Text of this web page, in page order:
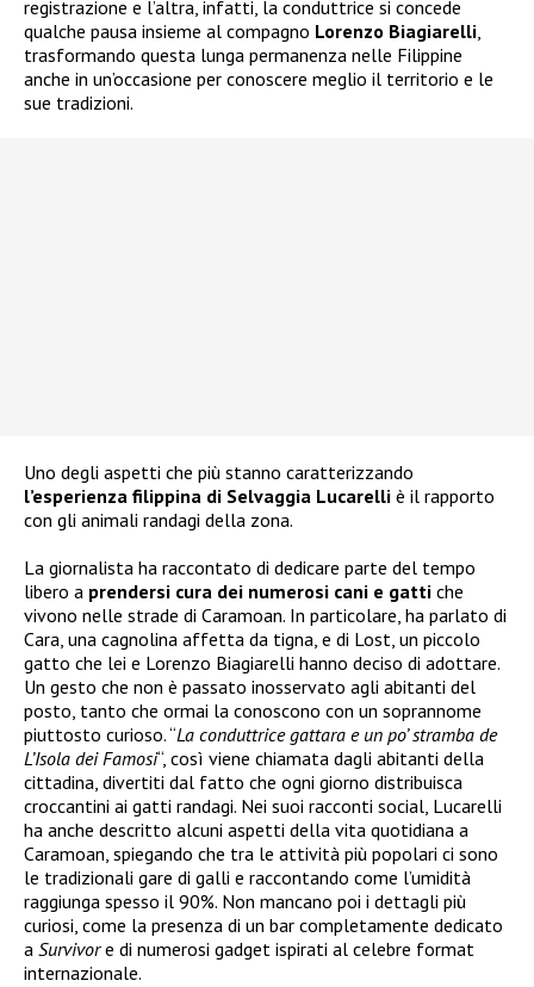
registrazione e l’altra, infatti, la conduttrice si concede
qualche pausa insieme al compagno Lorenzo Biagiarelli,
trasformando questa lunga permanenza nelle Filippine
anche in un’occasione per conoscere meglio il territorio e le
sue tradizioni.
Uno degli aspetti che più stanno caratterizzando
l’esperienza filippina di Selvaggia Lucarelli è il rapporto
con gli animali randagi della zona.
La giornalista ha raccontato di dedicare parte del tempo
libero a prendersi cura dei numerosi cani e gatti che
vivono nelle strade di Caramoan. In particolare, ha parlato di
Cara, una cagnolina affetta da tigna, e di Lost, un piccolo
gatto che lei e Lorenzo Biagiarelli hanno deciso di adottare.
Un gesto che non è passato inosservato agli abitanti del
posto, tanto che ormai la conoscono con un soprannome
piuttosto curioso. “La conduttrice gattara e un po’ stramba de
L’Isola dei Famosi“, così viene chiamata dagli abitanti della
cittadina, divertiti dal fatto che ogni giorno distribuisca
croccantini ai gatti randagi. Nei suoi racconti social, Lucarelli
ha anche descritto alcuni aspetti della vita quotidiana a
Caramoan, spiegando che tra le attività più popolari ci sono
le tradizionali gare di galli e raccontando come l’umidità
raggiunga spesso il 90%. Non mancano poi i dettagli più
curiosi, come la presenza di un bar completamente dedicato
a Survivore di numerosi gadget ispirati al celebre format
internazionale.